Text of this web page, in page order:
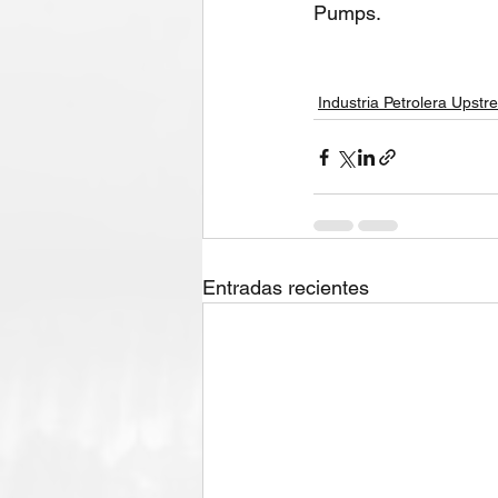
Pumps.
Industria Petrolera
Entradas recientes